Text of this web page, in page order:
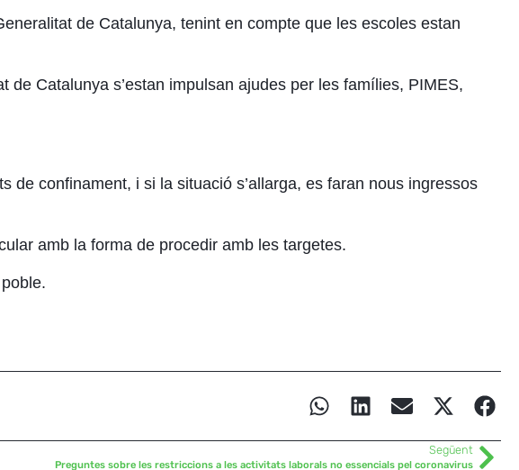
de Catalunya, tenint en compte que les escoles estan
de Catalunya s’estan impulsan ajudes per les famílies, PIMES,
de confinament, i si la situació s’allarga, es faran nous ingressos
amb la forma de procedir amb les targetes.
Següent
Preguntes sobre les restriccions a les activitats laborals no essencials pel coronavirus